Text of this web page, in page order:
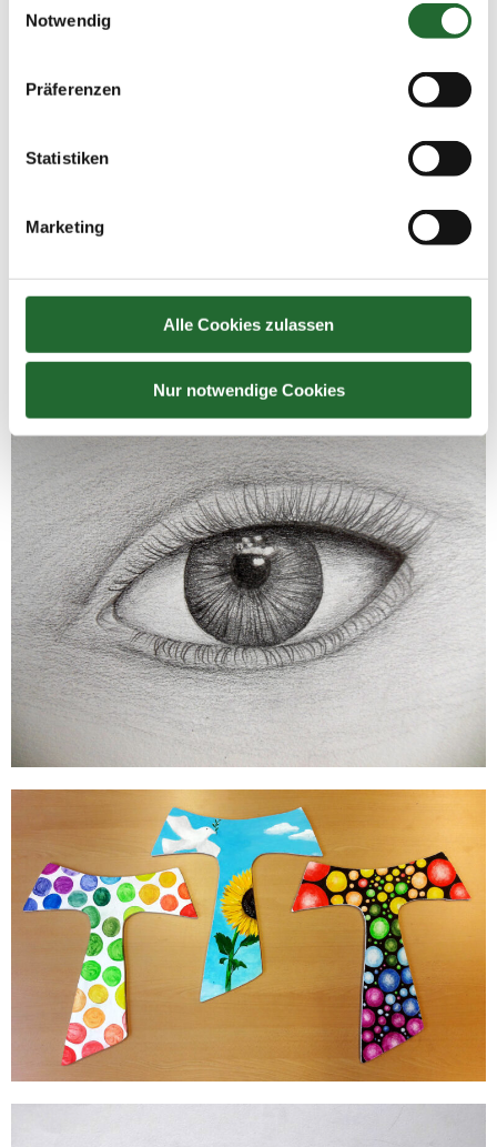
Notwendig
Präferenzen
Statistiken
Marketing
Alle Cookies zulassen
Nur notwendige Cookies